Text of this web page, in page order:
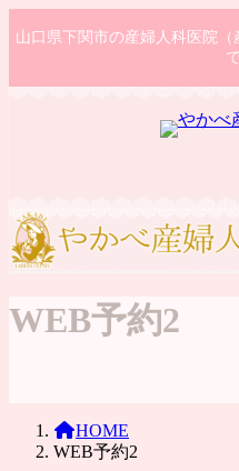
ン
ン
プ
ビ
ー
動
山口県下関市の産婦人科医院（
WEB予約2
HOME
WEB予約2